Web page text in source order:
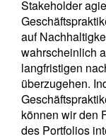
Stakeholder
auf
wahrscheinlich
langfristigen
überzugehen.
können wir den
des Portfolios